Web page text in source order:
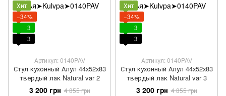
Хит
−34%
3
3
Артикул: 0140PAV
Стул кухонный Алул 44х52х83
твердый лак Natural var 2
3 200 грн 4 855 грн
Хит
−34%
3
3
Артикул: 0140PAV
Стул кухонный Алул 44х52х83
твердый лак Natural var 3
3 200 грн 4 855 грн